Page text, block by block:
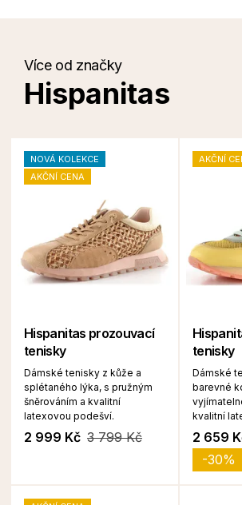
Více od značky
Hispanitas
NOVÁ KOLEKCE
AKČNÍ CENA
Hispanitas prozouvací
tenisky
Dámské tenisky z kůže a
splétaného lýka, s pružným
šněrováním a kvalitní
latexovou podešví.
2 999 Kč 3 799 Kč
AKČNÍ
tenisky
Dámské
barevné
kvalitní
2 659
-30%